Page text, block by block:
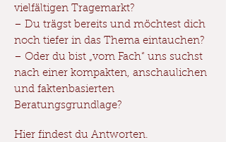
vielfältigen Tragemarkt?
– Du trägst bereits und möchtest dich
noch tiefer in das Thema eintauchen?
– Oder du bist „vom Fach“ uns suchst
nach einer kompakten, anschaulichen
und faktenbasierten
Beratungsgrundlage?
Hier findest du Antworten.